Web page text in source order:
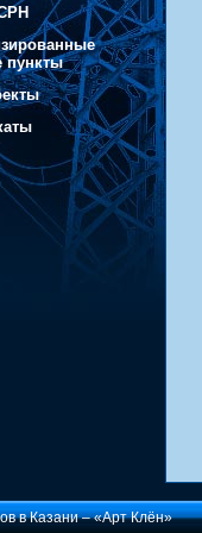
пункты
в Казани –«Арт Клён»